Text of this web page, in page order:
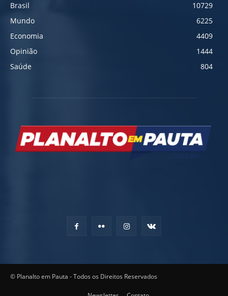
Brasil
10729
Mundo
6225
Economia
4409
Opinião
1444
Saúde
804
© Planalto em Pauta - Todos os Direitos Reservados